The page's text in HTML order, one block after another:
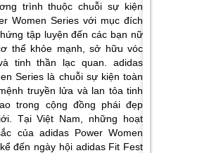
trình thuộc chuỗi sự kiện
Women Series với mục đích
tập luyện đến các bạn nữ
thể khỏe mạnh, sở hữu vóc
tinh thần lạc quan. adidas
Series là chuỗi sự kiện toàn
truyền lửa và lan tỏa tinh
trong cộng đồng phái đẹp
Tại Việt Nam, những hoạt
của adidas Power Women
đến ngày hội adidas Fit Fest